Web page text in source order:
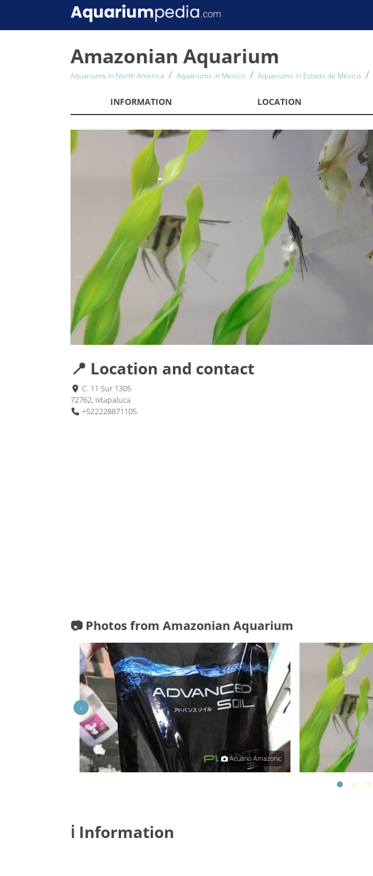
Amazonian Aquarium
Aquariums in North America Aquariums in Mexico Aquariums in Estado de México
INFORMATION LOCATION
📍 Location and contact
C. 11 Sur 1305
72762, Ixtapaluca
+522228871105
📷 Photos from Amazonian Aquarium
Acuario Amazonic
‹
ℹ️ Information